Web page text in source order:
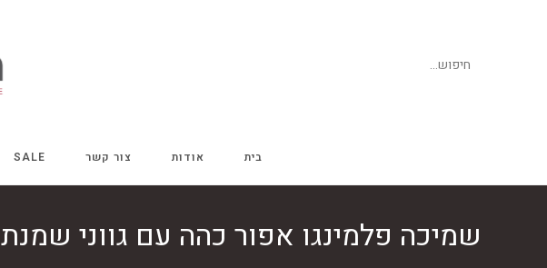
Search
בית אודות צור קשר SALE
שמיכה פלמינגו אפור כהה עם גווני שמנת